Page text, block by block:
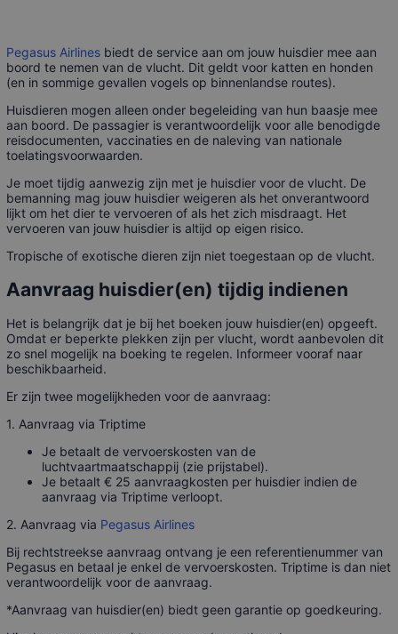
Pegasus Airlines biedt de service aan om jouw huisdier mee aan
boord te nemen van de vlucht. Dit geldt voor katten en honden
(en in sommige gevallen vogels op binnenlandse routes).
Huisdieren mogen alleen onder begeleiding van hun baasje mee
aan boord. De passagier is verantwoordelijk voor alle benodigde
reisdocumenten, vaccinaties en de naleving van nationale
toelatings­voorwaarden.
Je moet tijdig aanwezig zijn met je huisdier voor de vlucht. De
bemanning mag jouw huisdier weigeren als het onverantwoord
lijkt om het dier te vervoeren of als het zich misdraagt. Het
vervoeren van jouw huisdier is altijd op eigen risico.
Tropische of exotische dieren zijn niet toegestaan op de vlucht.
Aanvraag huisdier(en) tijdig indienen
Het is belangrijk dat je bij het boeken jouw huisdier(en) opgeeft.
Omdat er beperkte plekken zijn per vlucht, wordt aanbevolen dit
zo snel mogelijk na boeking te regelen. Informeer vooraf naar
beschikbaarheid.
Er zijn twee mogelijkheden voor de aanvraag:
1. Aanvraag via Triptime
Je betaalt de vervoerskosten van de
luchtvaartmaatschappij (zie prijstabel).
Je betaalt € 25 aanvraagkosten per huisdier indien de
aanvraag via Triptime verloopt.
2. Aanvraag via Pegasus Airlines
Bij rechtstreekse aanvraag ontvang je een referentienummer van
Pegasus en betaal je enkel de vervoerskosten. Triptime is dan niet
verantwoordelijk voor de aanvraag.
*Aanvraag van huisdier(en) biedt geen garantie op goedkeuring.